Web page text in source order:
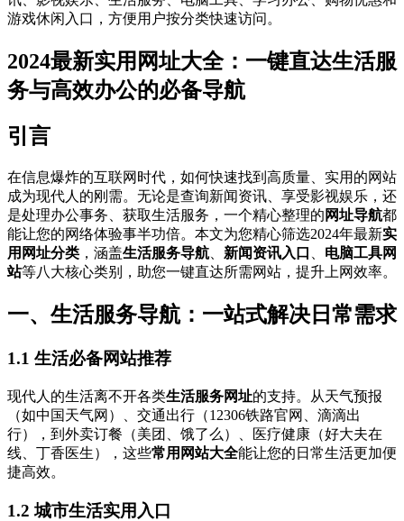
游戏休闲入口，方便用户按分类快速访问。
2024最新实用网址大全：一键直达生活服
务与高效办公的必备导航
引言
在信息爆炸的互联网时代，如何快速找到高质量、实用的网站
成为现代人的刚需。无论是查询新闻资讯、享受影视娱乐，还
是处理办公事务、获取生活服务，一个精心整理的 网址导航都
能让您的网络体验事半功倍。本文为您精心筛选2024年最新实
用网址分类 ，涵盖生活服务导航 新闻资讯入口
电脑工具网
站等八大核心类别，助您一键直达所需网站，提升上网效率。
一、生活服务导航：一站式解决日常需求
1.1 生活必备网站推荐
现代人的生活离不开各类生活服务网址的支持。从天气预报
（如中国天气网）、交通出行（12306铁路官网、滴滴出
行），到外卖订餐（美团、饿了么）、医疗健康（好大夫在
线、丁香医生），这些常用网站大全能让您的日常生活更加便
捷高效。
1.2 城市生活实用入口